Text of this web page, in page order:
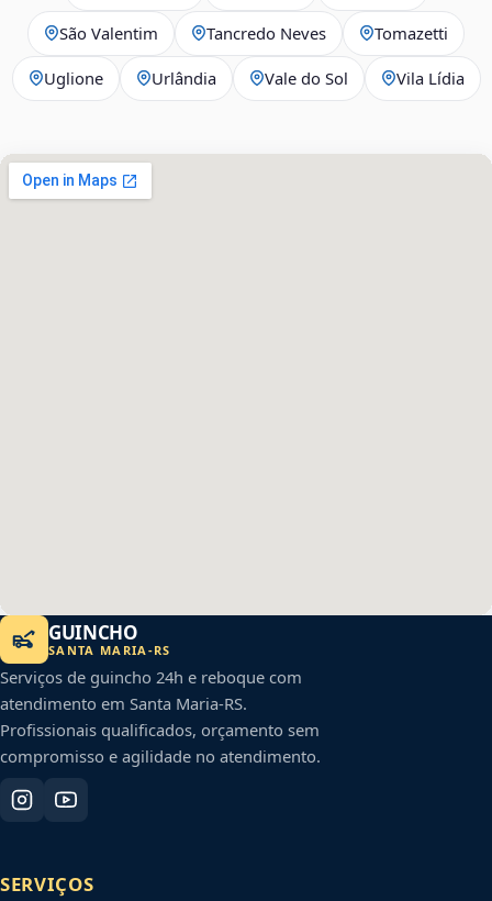
São Valentim Tancredo Neves Tomazetti
Uglione Urlândia Vale do Sol Vila Lídia
GUINCHO
SANTA MARIA -RS
Serviços de guincho 24h e reboque com
atendimento em Santa Maria-RS.
Profissionais qualificados, orçamento sem
compromisso e agilidade no atendimento.
SERVIÇOS